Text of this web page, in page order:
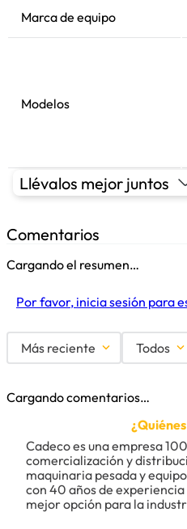
Marca de equipo
Modelos
Llévalos mejor juntos
Comentarios
Cargando el resumen…
Por favor, inicia sesión para
Más reciente Todos
Cargando comentarios…
Cadeco es una empresa
comercialización y
maquinaria pesada y
con 40 años de
mejor opción para la